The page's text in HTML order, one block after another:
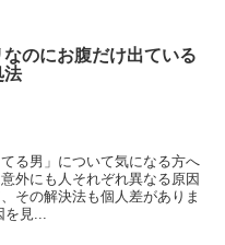
なのにお腹だけ出ている
法
る男」について気になる方へ
外にも人それぞれ異なる原因
その解決法も個人差がありま
見...